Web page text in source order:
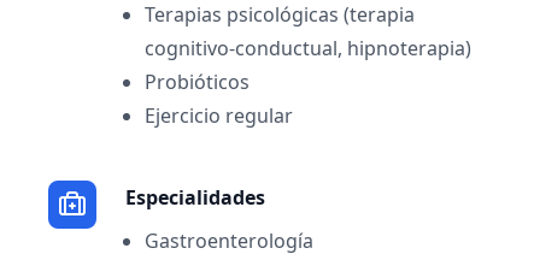
Terapias psicológicas (terapia
cognitivo-conductual, hipnoterapia)
Probióticos
Ejercicio regular
Especialidades
Gastroenterología